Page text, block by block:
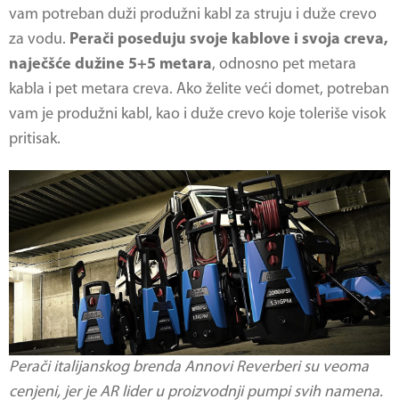
vam potreban duži produžni kabl za struju i duže crevo
za vodu. Perači poseduju svoje kablove i svoja creva,
naječšće dužine 5+5 metara, odnosno pet metara
kabla i pet metara creva. Ako želite veći domet, potreban
vam je produžni kabl, kao i duže crevo koje toleriše visok
pritisak.
Perači italijanskog brenda Annovi Reverberi su veoma
cenjeni, jer je AR lider u proizvodnji pumpi svih namena.